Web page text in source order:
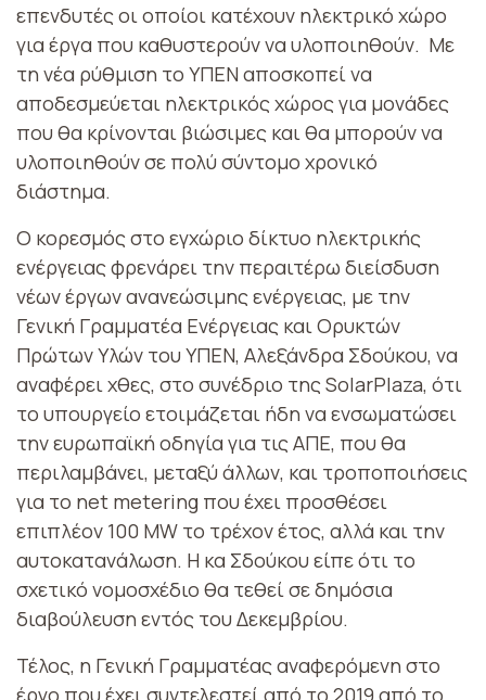
επενδυτές οι οποίοι κατέχουν ηλεκτρικό χώρο
για έργα που καθυστερούν να υλοποιηθούν. Με
τη νέα ρύθμιση το ΥΠΕΝ αποσκοπεί να
αποδεσμεύεται ηλεκτρικός χώρος για μονάδες
που θα κρίνονται βιώσιμες και θα μπορούν να
υλοποιηθούν σε πολύ σύντομο χρονικό
διάστημα.
Ο κορεσμός στο εγχώριο δίκτυο ηλεκτρικής
ενέργειας φρενάρει την περαιτέρω διείσδυση
νέων έργων ανανεώσιμης ενέργειας, με την
Γενική Γραμματέα Ενέργειας και Ορυκτών
Πρώτων Υλών του ΥΠΕΝ, Αλεξάνδρα Σδούκου, να
αναφέρει χθες, στο συνέδριο της SolarPlaza, ότι
το υπουργείο ετοιμάζεται ήδη να ενσωματώσει
την ευρωπαϊκή οδηγία για τις ΑΠΕ, που θα
περιλαμβάνει, μεταξύ άλλων, και τροποποιήσεις
για το net metering που έχει προσθέσει
επιπλέον 100 MW το τρέχον έτος, αλλά και την
αυτοκατανάλωση. Η κα Σδούκου είπε ότι το
σχετικό νομοσχέδιο θα τεθεί σε δημόσια
διαβούλευση εντός του Δεκεμβρίου.
Τέλος, η Γενική Γραμματέας αναφερόμενη στο
έργο που έχει συντελεστεί από το 2019 από το